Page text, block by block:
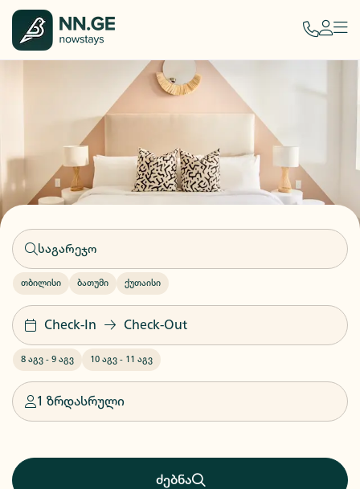
თბილისი ბათუმი ქუთაისი
Check-In Check-Out
8 აგვ - 9 აგვ 10 აგვ - 11 აგვ
1 ზრდასრული
ძებნა